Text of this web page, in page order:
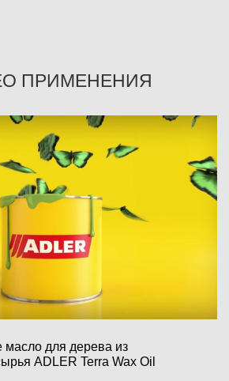
ПРИМЕНЕНИЯ
масло для дерева из
ADLER Terra Wax Oil